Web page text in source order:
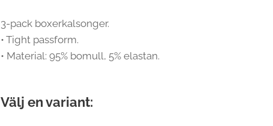
3-pack boxerkalsonger.
• Tight passform.
• Material: 95% bomull, 5% elastan.
Välj en variant: